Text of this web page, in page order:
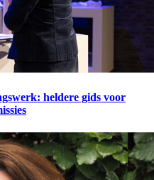
heldere gids voor